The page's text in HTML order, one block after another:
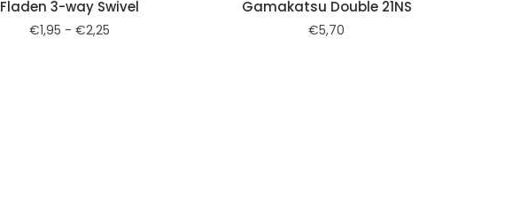
Fladen 3-way Swivel
€1,95 - €2,25
Gamakatsu Double 21NS
€5,70